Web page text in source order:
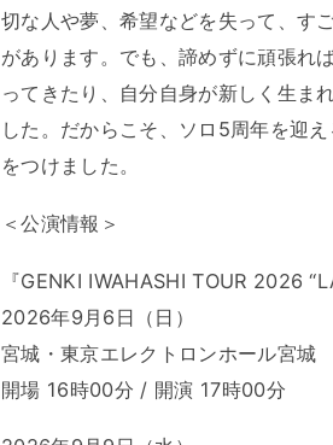
切な人や夢、希望などを失って、す
があります。でも、諦めずに頑張れ
ってきたり、自分自身が新しく生ま
した。だからこそ、ソロ5周年を迎
をつけました。
＜公演情報＞
『GENKI IWAHASHI TOUR 2026
2026年9月6日（日）
宮城・東京エレクトロンホール宮城
開場 16時00分 / 開演 17時00分